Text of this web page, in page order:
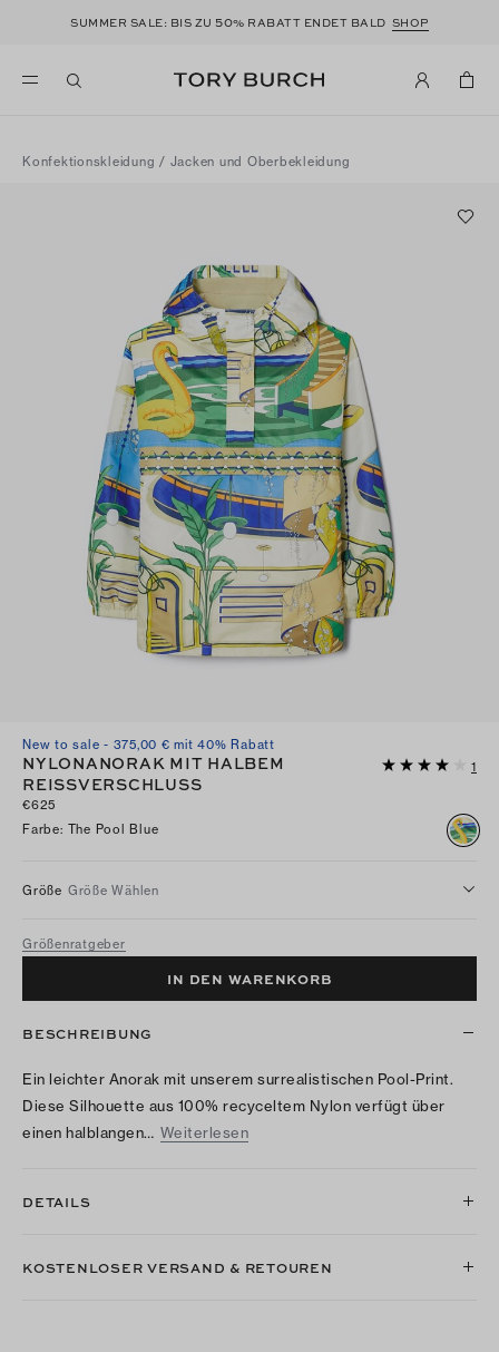
SUMMER SALE: BIS ZU50% RABATT ENDET BALD SHOP
Konfektionskleidung / Jacken und Oberbekleidung
New to sale - 375,00 € mit 40% Rabatt
NYLONANORAK MIT HALBEM
REISSVERSCHLUSS
1
€625
Farbe: The Pool Blue
Größe Größe Wählen
Größenratgeber
IN DEN WARENKORB
BESCHREIBUNG
Ein leichter Anorak mit unserem surrealistischen Pool-Print.
Diese Silhouette aus 100% recyceltem Nylon verfügt über
einen halblangen… Weiterlesen
DETAILS
KOSTENLOSER VERSAND & RETOUREN